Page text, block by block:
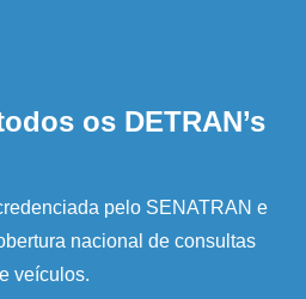
os DETRAN’s
pelo SENATRAN e
nacional de consultas
veículos.